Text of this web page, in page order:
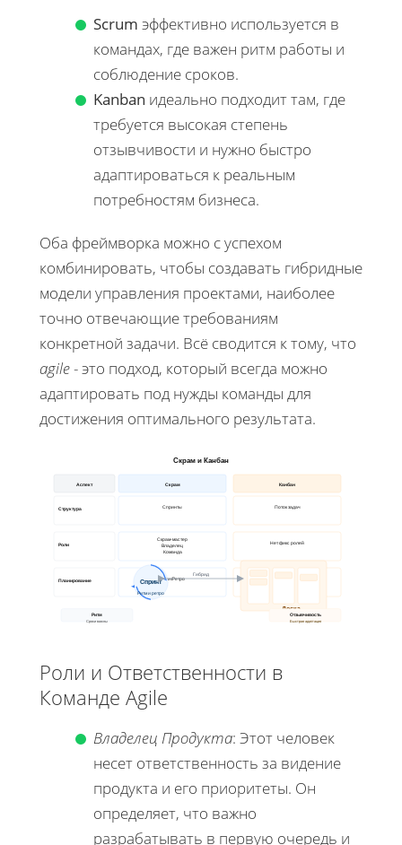
Scrum эффективно используется в
командах, где важен ритм работы и
соблюдение сроков.
Kanban идеально подходит там, где
требуется высокая степень
отзывчивости и нужно быстро
адаптироваться к реальным
потребностям бизнеса.
Оба фреймворка можно с успехом
комбинировать, чтобы создавать гибридные
модели управления проектами, наиболее
точно отвечающие требованиям
конкретной задачи. Всё сводится к тому, что
agile- это подход, который всегда можно
адаптировать под нужды команды для
достижения оптимального результата.
Скрам и Канбан
Аспект Скрам Канбан
Структура Спринты Поток задач
Роли
Скрам-мастер
Владелец
Команда
Нет фикс ролей
Планирование План/Ретро Постоянно
Спринт
Ритм и ретро
Доска
Визуализация
Гибрид
Ритм
Сроки важны
Отзывчивость
Быстрая адаптация
Роли и Ответственности в
Команде Agile
Владелец Продукта: Этот человек
несет ответственность за видение
продукта и его приоритеты. Он
определяет, что важно
разрабатывать в первую очередь и